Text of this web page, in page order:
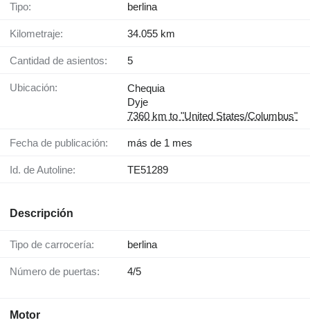
Tipo: berlina
Kilometraje: 34.055 km
Cantidad de asientos: 5
Ubicación:
Chequia
Dyje
7360 km to "United States/Columbus"
Fecha de publicación: más de 1 mes
Id. de Autoline: TE51289
Descripción
Tipo de carrocería: berlina
Número de puertas: 4/5
Motor